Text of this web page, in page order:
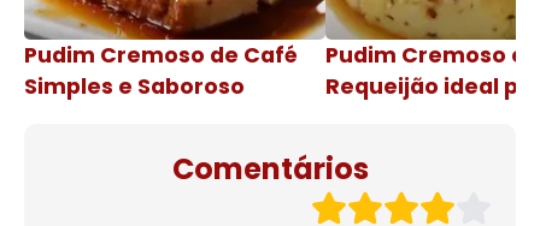
Pudim Cremoso de Café
Simples e Saboroso
Pudim Cremoso
Requeijão ideal
Comentários